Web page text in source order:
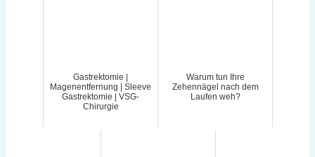
Gastrektomie |
Magenentfernung | Sleeve
Gastrektomie | VSG-
Chirurgie
Warum tun Ihre
Zehennägel nach dem
Laufen weh?